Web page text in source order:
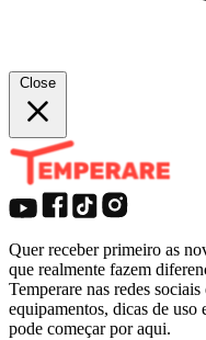
Close
Quer receber primeiro as
que realmente fazem
Temperare nas redes
equipamentos, dicas de uso
pode começar por aqui.